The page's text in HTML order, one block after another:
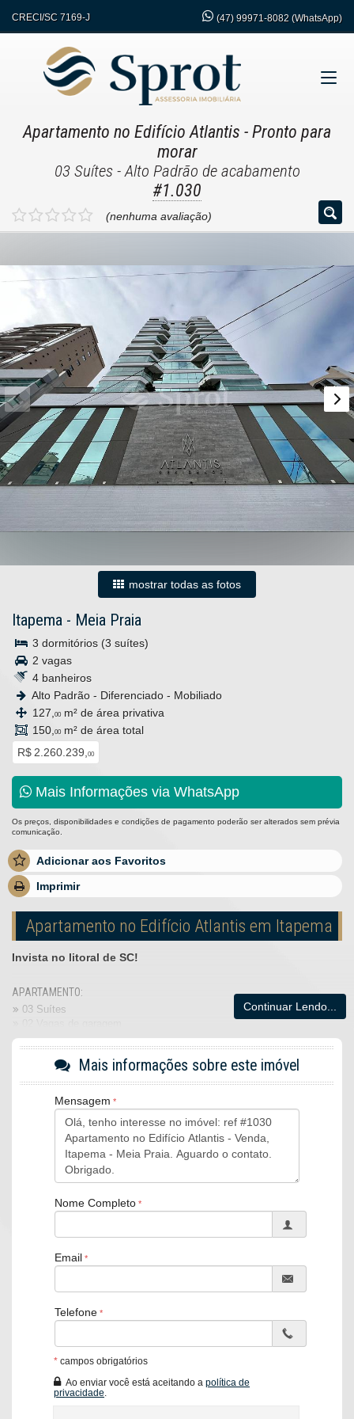
CRECI/SC 7169-J (47) 99971-8082 (WhatsApp)
Apartamento no Edifício Atlantis - Pronto para
morar
03 Suítes - Alto Padrão de acabamento
#1.030
(nenhuma avaliação)
mostrar todas as fotos
Itapema - Meia Praia
3 dormitórios (3 suítes)
2 vagas
4 banheiros
Alto Padrão - Diferenciado - Mobiliado
127, 00 m² de área privativa
150, 00 m² de área total
R$ 2.260.239, 00
Mais Informações via WhatsApp
Os preços, disponibilidades e condições de pagamento poderão ser alterados sem prévia
comunicação.
Adicionar aos Favoritos
Imprimir
Apartamento no Edifício Atlantis em Itapema
Invista no litoral de SC!
APARTAMENTO:
03 Suítes
Living
Lavabo
Sacada com churrasqueira
Cozinha
Área de serviço
Fechadura Biométrica
EMPREENDIMENTO
Alto Padrão de acabamento
Hall de entrada decorado
Box de praia
Revestimento frontal em pastilha e grafiato
02 Salões de festas mobiliados, decorados e climatizados
Piscina Acessível
Deck com ampla área de sol e vista privilegiada
Características do Imóvel
Sacada com Churrasqueira
Cozinha
Sacada Integrada
Continuar Lendo...
Mais informações sobre este imóvel
Mensagem
Nome Completo
Email
Telefone
* campos obrigatórios
Ao enviar você está aceitando a política de
privacidade